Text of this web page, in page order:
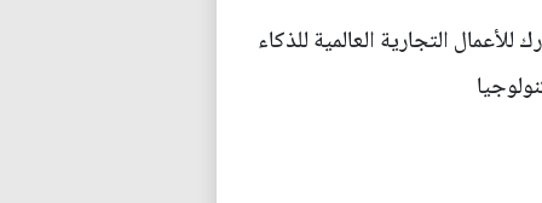
التجارية العالمية للذكاء